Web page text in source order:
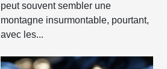
peut souvent sembler une
montagne insurmontable, pourtant,
avec les...